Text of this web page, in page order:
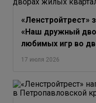
«Ленстройтрест»
«Наш дружный
любимых игр во
17 июля 2026